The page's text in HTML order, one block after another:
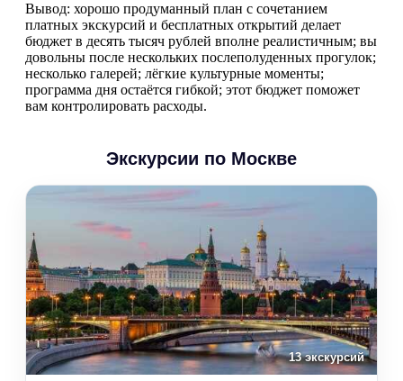
Вывод: хорошо продуманный план с сочетанием
платных экскурсий и бесплатных открытий делает
бюджет в десять тысяч рублей вполне реалистичным; вы
довольны после нескольких послеполуденных прогулок;
несколько галерей; лёгкие культурные моменты;
программа дня остаётся гибкой; этот бюджет поможет
вам контролировать расходы.
Экскурсии по Москве
13 экскурсий